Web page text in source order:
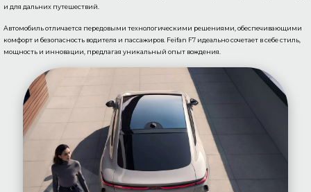
и для дальних путешествий.
Автомобиль отличается передовыми технологическими решениями, обеспечивающими
комфорт и безопасность водителя и пассажиров. Feifan F7 идеально сочетает в себе стиль,
мощность и инновации, предлагая уникальный опыт вождения.